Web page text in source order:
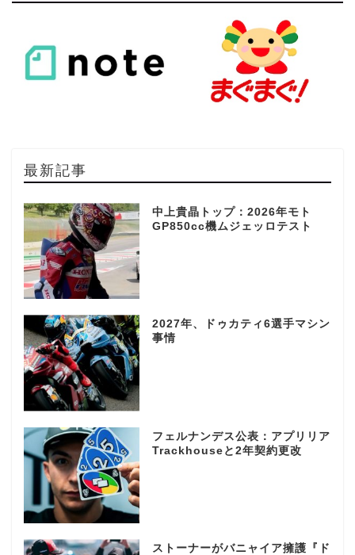
最新記事
中上貴晶トップ：2026年モト
GP850cc機ムジェッロテスト
2027年、ドゥカティ6選手マシン
事情
フェルナンデス公表：アプリリア
Trackhouseと2年契約更改
ストーナーがバニャイア擁護『ド